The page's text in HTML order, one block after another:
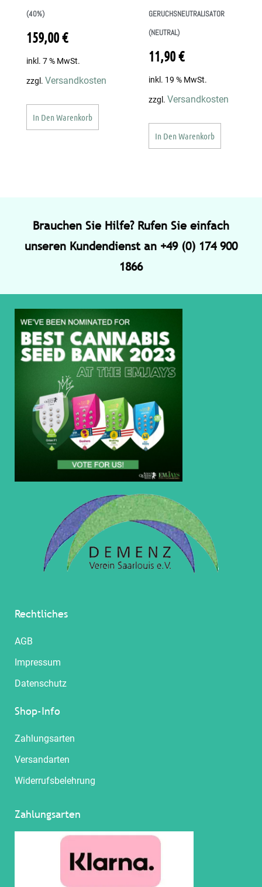
(40%)
159,00€
inkl. 7 % MwSt.
zzgl. Versandkosten
In Den Warenkorb
GERUCHSNEUTRALISATOR
(NEUTRAL)
11,90€
inkl. 19 % MwSt.
zzgl. Versandkosten
In Den Warenkorb
Brauchen Sie Hilfe? Rufen Sie einfach
unseren Kundendienst an +49 (0) 174 900
1866
Rechtliches
AGB
Impressum
Datenschutz
Shop-Info
Zahlungsarten
Versandarten
Widerrufsbelehrung
Zahlungsarten